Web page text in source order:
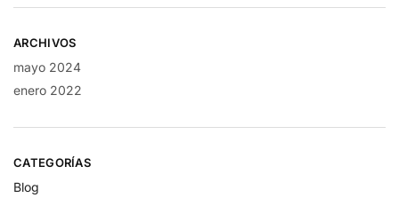
ARCHIVOS
mayo 2024
enero 2022
CATEGORÍAS
Blog